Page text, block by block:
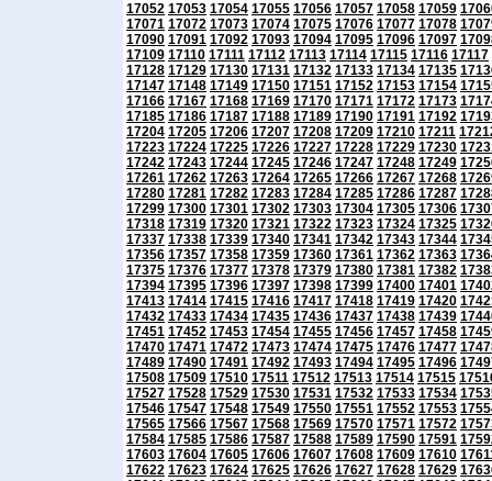
17052 17053 17054 17055 17056 17057 17058 17059
17071 17072 17073 17074 17075 17076 17077 17078
17090 17091 17092 17093 17094 17095 17096 17097
17109 17110 17111 17112 17113 17114 17115 17116 17117
17128 17129 17130 17131 17132 17133 17134 17135
17147 17148 17149 17150 17151 17152 17153 17154
17166 17167 17168 17169 17170 17171 17172 17173
17185 17186 17187 17188 17189 17190 17191 17192
17204 17205 17206 17207 17208 17209 17210 17211
17223 17224 17225 17226 17227 17228 17229 17230
17242 17243 17244 17245 17246 17247 17248 17249
17261 17262 17263 17264 17265 17266 17267 17268
17280 17281 17282 17283 17284 17285 17286 17287
17299 17300 17301 17302 17303 17304 17305 17306
17318 17319 17320 17321 17322 17323 17324 17325
17337 17338 17339 17340 17341 17342 17343 17344
17356 17357 17358 17359 17360 17361 17362 17363
17375 17376 17377 17378 17379 17380 17381 17382
17394 17395 17396 17397 17398 17399 17400 17401
17413 17414 17415 17416 17417 17418 17419 17420
17432 17433 17434 17435 17436 17437 17438 17439
17451 17452 17453 17454 17455 17456 17457 17458
17470 17471 17472 17473 17474 17475 17476 17477
17489 17490 17491 17492 17493 17494 17495 17496
17508 17509 17510 17511 17512 17513 17514 17515
17527 17528 17529 17530 17531 17532 17533 17534
17546 17547 17548 17549 17550 17551 17552 17553
17565 17566 17567 17568 17569 17570 17571 17572
17584 17585 17586 17587 17588 17589 17590 17591
17603 17604 17605 17606 17607 17608 17609 17610
17622 17623 17624 17625 17626 17627 17628 17629